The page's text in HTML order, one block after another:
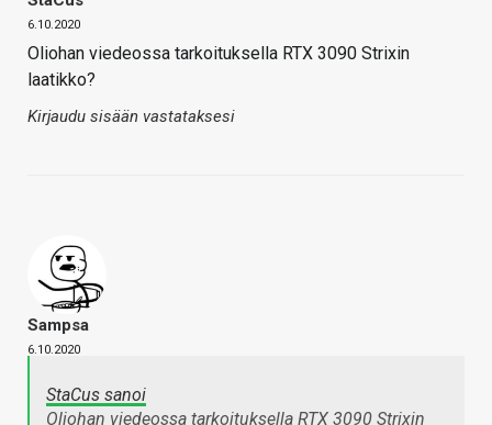
6.10.2020
Oliohan viedeossa tarkoituksella RTX 3090 Strixin
laatikko?
Kirjaudu sisään vastataksesi
Sampsa
6.10.2020
StaCus sanoi
Oliohan viedeossa tarkoituksella RTX 3090 Strixin